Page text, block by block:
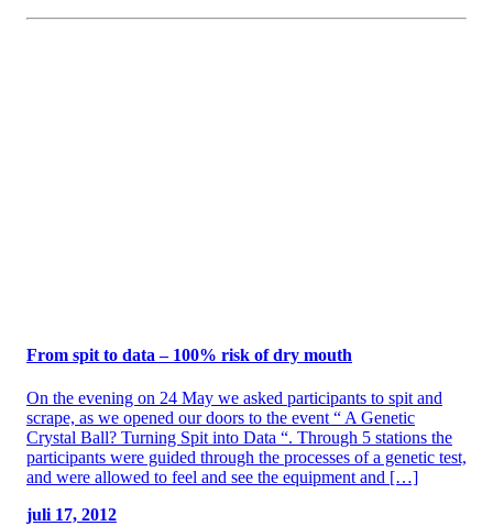
From spit to data – 100% risk of dry mouth
On the evening on 24 May we asked participants to spit and
scrape, as we opened our doors to the event “ A Genetic
Crystal Ball? Turning Spit into Data “. Through 5 stations the
participants were guided through the processes of a genetic test,
and were allowed to feel and see the equipment and […]
juli 17, 2012